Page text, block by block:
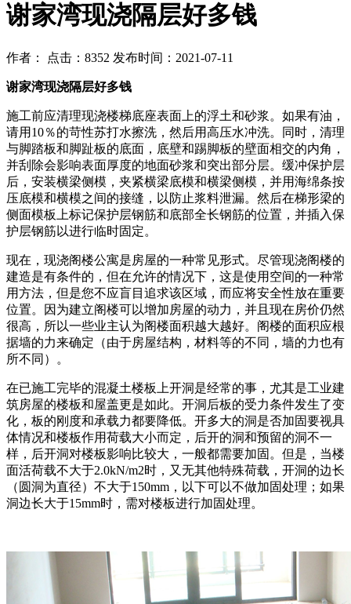
谢家湾现浇隔层好多钱
作者： 点击：8352 发布时间：2021-07-11
谢家湾现浇隔层好多钱
施工前应清理现浇楼梯底座表面上的浮土和砂浆。如果有油，
请用10％的苛性苏打水擦洗，然后用高压水冲洗。同时，清理
与脚踏板和脚趾板的底面，底壁和踢脚板的壁面相交的内角，
并刮除会影响表面厚度的地面砂浆和突出部分层。缓冲保护层
后，安装横梁侧模，夹紧横梁底模和横梁侧模，并用海绵条按
压底模和横模之间的接缝，以防止浆料泄漏。然后在梯形梁的
侧面模板上标记保护层钢筋和底部全长钢筋的位置，并插入保
护层钢筋以进行临时固定。
现在，现浇阁楼公寓是房屋的一种常见形式。尽管现浇阁楼的
建造是有条件的，但在允许的情况下，这是使用空间的一种常
用方法，但是您不应盲目追求该区域，而应将安全性放在重要
位置。因为建立阁楼可以增加房屋的动力，并且现在房价仍然
很高，所以一些业主认为阁楼面积越大越好。阁楼的面积应根
据墙的力来确定（由于房屋结构，材料等的不同，墙的力也有
所不同）。
在已施工完毕的混凝土楼板上开洞是经常的事，尤其是工业建
筑房屋的楼板和屋盖更是如此。开洞后板的受力条件发生了变
化，板的刚度和承载力都要降低。开多大的洞是否加固要视具
体情况和楼板作用荷载大小而定，后开的洞和预留的洞不一
样，后开洞对楼板影响比较大，一般都需要加固。但是，当楼
面活荷载不大于2.0kN/m2时，又无其他特殊荷载，开洞的边长
（圆洞为直径）不大于150mm，以下可以不做加固处理；如果
洞边长大于15mm时，需对楼板进行加固处理。